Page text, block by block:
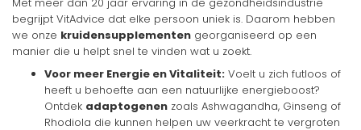
begrijpt VitAdvice dat elke persoon uniek is. Daarom hebben
we onze kruidensupplementen georganiseerd op een
manier die u helpt snel te vinden wat u zoekt.
Voor meer Energie en Vitaliteit: Voelt u zich futloos of
heeft u behoefte aan een natuurlijke energieboost?
Ontdek adaptogenen zoals Ashwagandha, Ginseng of
Rhodiola die kunnen helpen uw veerkracht te vergroten